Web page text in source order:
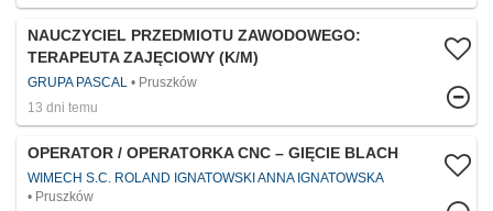
NAUCZYCIEL PRZEDMIOTU ZAWODOWEGO:
TERAPEUTA ZAJĘCIOWY (K/M)
GRUPA PASCAL
Pruszków
13 dni temu
OPERATOR / OPERATORKA CNC – GIĘCIE BLACH
WIMECH S.C. ROLAND IGNATOWSKI ANNA IGNATOWSKA
Pruszków